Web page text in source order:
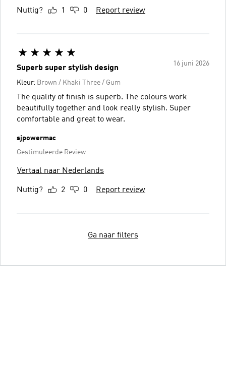
Nuttig? 1 0 Report review
16 juni 2026
Superb super stylish design
Kleur: Brown / Khaki Three / Gum
The quality of finish is superb. The colours work
beautifully together and look really stylish. Super
comfortable and great to wear.
sjpowermac
Gestimuleerde Review
Vertaal naar Nederlands
Nuttig? 2 0 Report review
Ga naar filters